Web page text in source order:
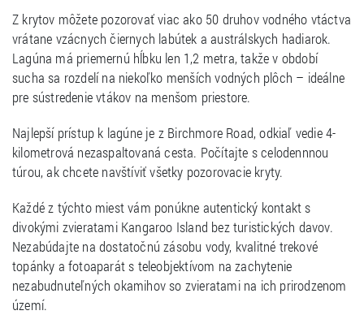
Z krytov môžete pozorovať viac ako 50 druhov vodného vtáctva
vrátane vzácnych čiernych labútek a austrálskych hadiarok.
Lagúna má priemernú hĺbku len 1,2 metra, takže v období
sucha sa rozdelí na niekoľko menších vodných plôch – ideálne
pre sústredenie vtákov na menšom priestore.
Najlepší prístup k lagúne je z Birchmore Road, odkiaľ vedie 4-
kilometrová nezaspaltovaná cesta. Počítajte s celodennnou
túrou, ak chcete navštíviť všetky pozorovacie kryty.
Každé z týchto miest vám ponúkne autentický kontakt s
divokými zvieratami Kangaroo Island bez turistických davov.
Nezabúdajte na dostatočnú zásobu vody, kvalitné trekové
topánky a fotoaparát s teleobjektívom na zachytenie
nezabudnuteľných okamihov so zvieratami na ich prirodzenom
území.